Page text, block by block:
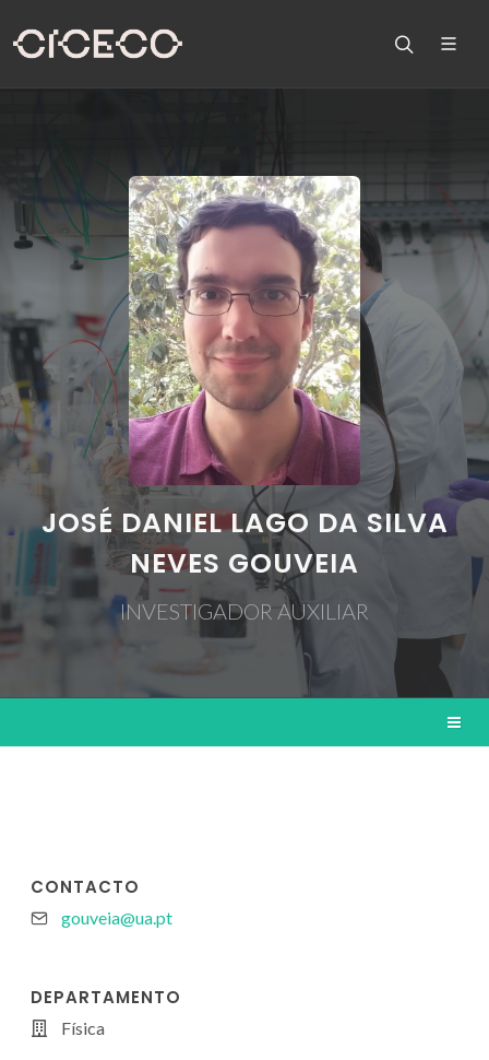
JOSÉ DANIEL LAGO DA SILVA
NEVES GOUVEIA
INVESTIGADOR AUXILIAR
CONTACTO
gouveia@ua.pt
DEPARTAMENTO
Física